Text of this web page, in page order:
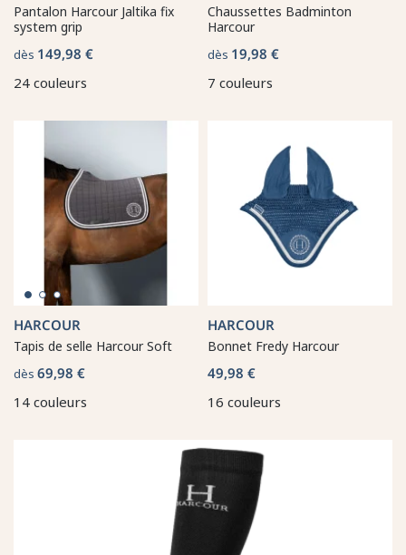
Pantalon Harcour Jaltika fix
system grip
dès 149,98 €
24 couleurs
Chaussettes Badminton
Harcour
dès 19,98 €
7 couleurs
HARCOUR
Tapis de selle Harcour Soft
dès 69,98 €
14 couleurs
HARCOUR
Bonnet Fredy Harcour
49,98 €
16 couleurs